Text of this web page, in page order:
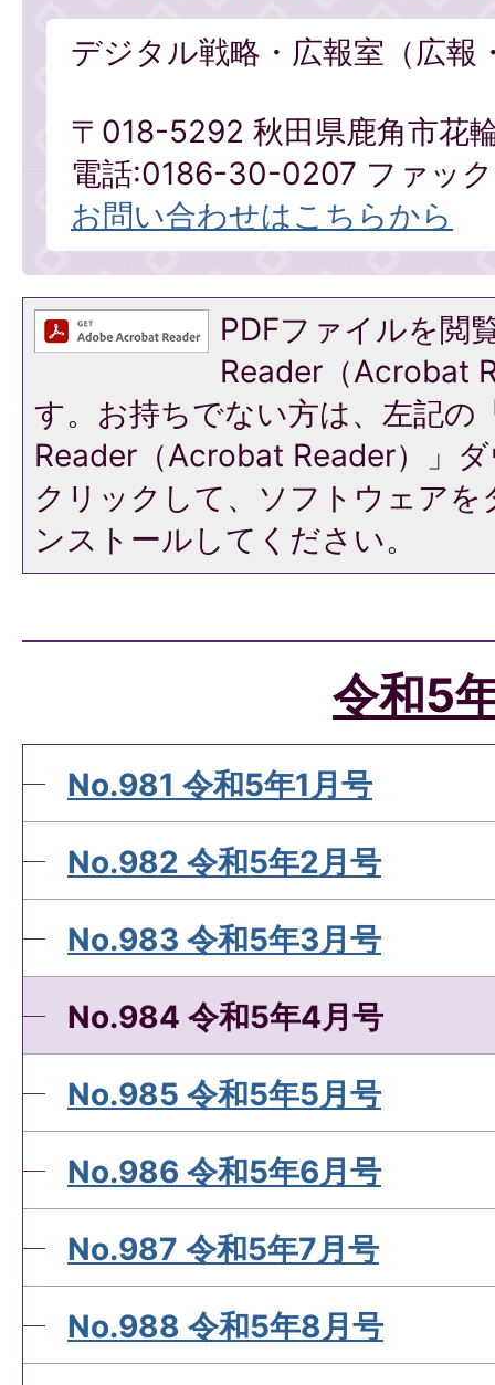
デジタル戦略・広報室（広報
〒018-5292 秋田県鹿角市花
電話:0186-30-0207 ファッ
お問い合わせはこちらから
PDFファイルを閲
Reader（Acrobat
す。お持ちでない方は、左記の
Reader（Acrobat Reader）」
クリックして、ソフトウェア
ンストールしてください。
令和5
No.981 令和5年1月号
No.982 令和5年2月号
No.983 令和5年3月号
No.984 令和5年4月号
No.985 令和5年5月号
No.986 令和5年6月号
No.987 令和5年7月号
No.988 令和5年8月号